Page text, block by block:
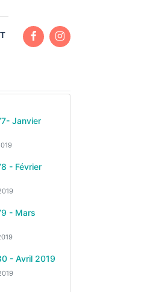
Janvier
- Février
- Mars
- Avril 2019